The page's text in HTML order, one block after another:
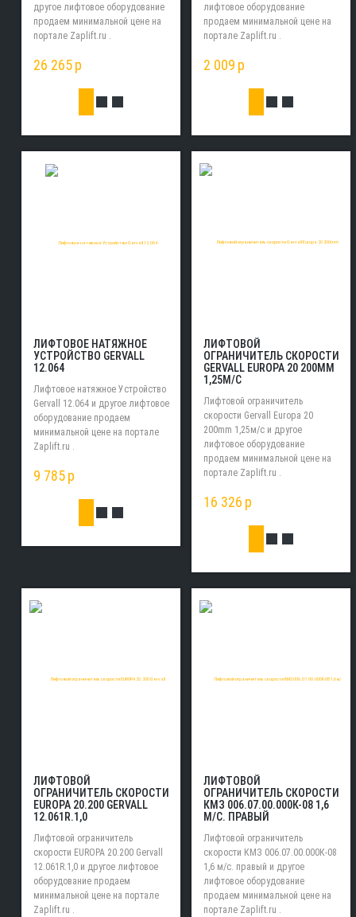
другое лифтовое оборудование
продаем минимальной цене на
портале Zaplift.ru .
26 265p
лифтовое оборудование
продаем минимальной цене на
портале Zaplift.ru .
2 009 p
ЛИФТОВОЕ НАТЯЖНОЕ
УСТРОЙСТВО GERVALL
12.064
Лифтовое натяжное Устройство
Gervall 12.064 и другое лифтовое
оборудование продаем
минимальной цене на портале
Zaplift.ru .
9 785p
ЛИФТОВОЙ
ОГРАНИЧИТЕЛЬ СКОРОСТИ
GERVALL EUROPA 20 200MM
1,25М/С
Лифтовой ограничитель
скорости Gervall Europa 20
200mm 1,25м/с и другое
лифтовое оборудование
продаем минимальной цене на
портале Zaplift.ru .
16 326 p
ЛИФТОВОЙ
ОГРАНИЧИТЕЛЬ СКОРОСТИ
EUROPA 20.200 GERVALL
12.061R.1,0
Лифтовой ограничитель
скорости EUROPA 20.200 Gervall
12.061R.1,0 и другое лифтовое
оборудование продаем
минимальной цене на портале
Zaplift.ru .
ЛИФТОВОЙ
ОГРАНИЧИТЕЛЬ СКОРОСТИ
КМЗ 006.07.00.000К-08 1,6
М/С. ПРАВЫЙ
Лифтовой ограничитель
скорости КМЗ 006.07.00.000К-08
1,6 м/с. правый и другое
лифтовое оборудование
продаем минимальной цене на
портале Zaplift.ru .